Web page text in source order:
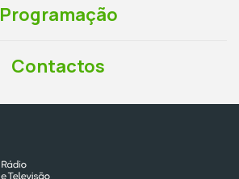
Programação
Contactos